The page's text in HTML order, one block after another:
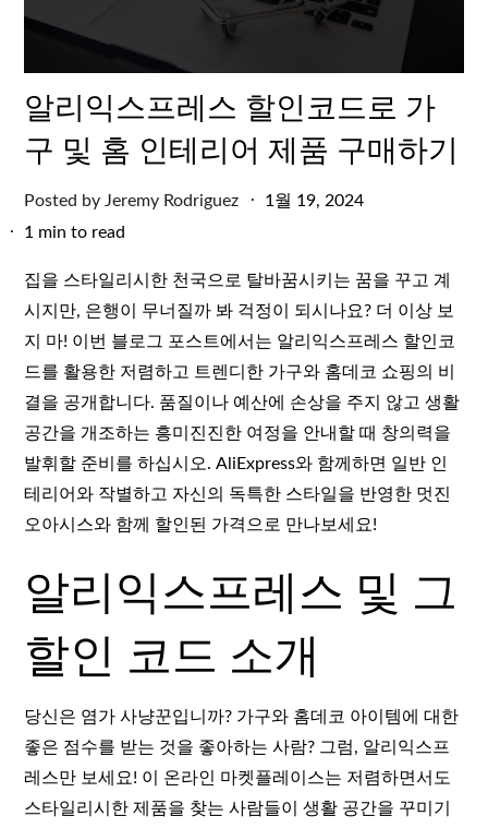
알리익스프레스 할인코드로 가
구 및 홈 인테리어 제품 구매하기
Posted by Jeremy Rodriguez
Posted
1월 19, 2024
1 min to read
집을 스타일리시한 천국으로 탈바꿈시키는 꿈을 꾸고 계
시지만, 은행이 무너질까 봐 걱정이 되시나요? 더 이상 보
지 마! 이번 블로그 포스트에서는 알리익스프레스 할인코
드를 활용한 저렴하고 트렌디한 가구와 홈데코 쇼핑의 비
결을 공개합니다. 품질이나 예산에 손상을 주지 않고 생활
공간을 개조하는 흥미진진한 여정을 안내할 때 창의력을
발휘할 준비를 하십시오. AliExpress와 함께하면 일반 인
테리어와 작별하고 자신의 독특한 스타일을 반영한 멋진
오아시스와 함께 할인된 가격으로 만나보세요!
알리익스프레스 및 그
할인 코드 소개
당신은 염가 사냥꾼입니까? 가구와 홈데코 아이템에 대한
좋은 점수를 받는 것을 좋아하는 사람? 그럼, 알리익스프
레스만 보세요! 이 온라인 마켓플레이스는 저렴하면서도
스타일리시한 제품을 찾는 사람들이 생활 공간을 꾸미기